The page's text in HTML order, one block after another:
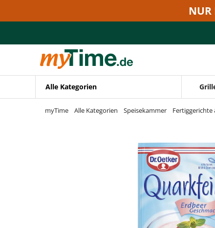
Zur Navigation springen
NUR
Alle Kategorien
myTime Alle Kategorien Speisekammer Fertiggerichte